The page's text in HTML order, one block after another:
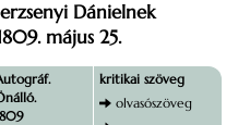
Dánielnek
május 25.
kritikai szöveg
olvasószöveg